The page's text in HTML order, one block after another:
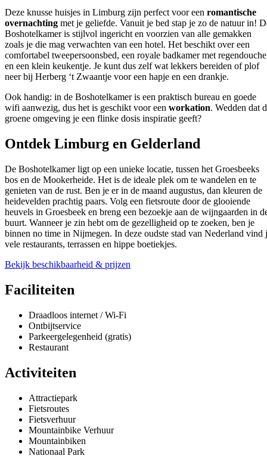
Deze knusse huisjes in Limburg zijn perfect voor een romantische
overnachting met je geliefde. Vanuit je bed stap je zo de natuur in!
Boshotelkamer is stijlvol ingericht en voorzien van alle gemakken
zoals je die mag verwachten van een hotel. Het beschikt over een
comfortabel tweepersoonsbed, een royale badkamer met regendouche
en een klein keukentje. Je kunt dus zelf wat lekkers bereiden of plof
neer bij Herberg ‘t Zwaantje voor een hapje en een drankje.
Ook handig: in de Boshotelkamer is een praktisch bureau en goede
wifi aanwezig, dus het is geschikt voor een workation. Wedden dat
groene omgeving je een flinke dosis inspiratie geeft?
Ontdek Limburg en Gelderland
De Boshotelkamer ligt op een unieke locatie, tussen het Groesbeeks
bos en de Mookerheide. Het is de ideale plek om te wandelen en te
genieten van de rust. Ben je er in de maand augustus, dan kleuren de
heidevelden prachtig paars. Volg een fietsroute door de glooiende
heuvels in Groesbeek en breng een bezoekje aan de wijngaarden in
buurt. Wanneer je zin hebt om de gezelligheid op te zoeken, ben je
binnen no time in Nijmegen. In deze oudste stad van Nederland vind
vele restaurants, terrassen en hippe boetiekjes.
Bekijk beschikbaarheid & prijzen
Faciliteiten
Draadloos internet / Wi-Fi
Ontbijtservice
Parkeergelegenheid (gratis)
Restaurant
Activiteiten
Attractiepark
Fietsroutes
Fietsverhuur
Mountainbike Verhuur
Mountainbiken
Nationaal Park